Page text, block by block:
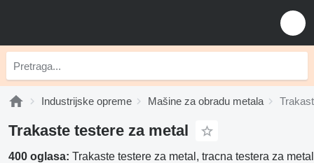
Industrijske opreme Mašine za obradu metala
Trakaste testere za metal
400 oglasa: Trakaste testere za metal, tracna testera za metal